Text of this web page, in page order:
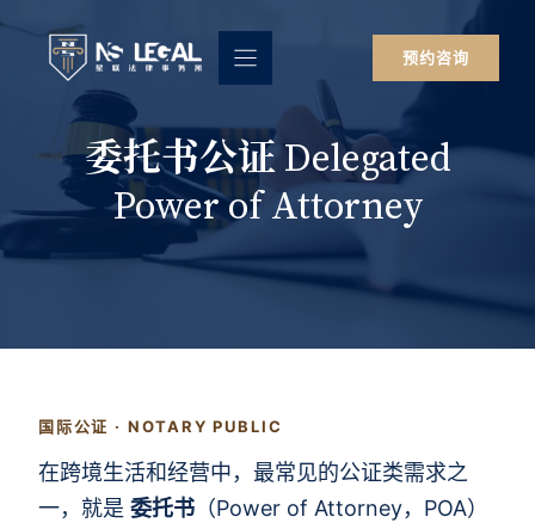
预约咨询
委托书公证 Delegated
Power of Attorney
国际公证 · NOTARY PUBLIC
在跨境生活和经营中，最常见的公证类需求之
一，就是 委托书 （Power of Attorney，POA）